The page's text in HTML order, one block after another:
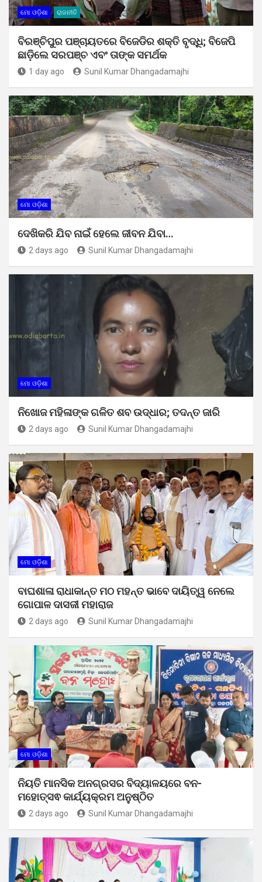
ମୋ ଓଡ଼ିଶା ରାଜନୀତି
ବିରଞ୍ଚିପୁର ପଞ୍ଚାୟତରେ ବିଜେଡିର ଶକ୍ତି ବୃଦ୍ଧି; ବିଜେପି
ଛାଡ଼ିଲେ ସରପଞ୍ଚ ଏବଂ ତାଙ୍କ ସମର୍ଥକ
1 day ago Sunil Kumar Dhangadamajhi
ମୋ ଓଡ଼ିଶା
ଦେଖିକରି ଯିବ ନାଇଁ ହେଲେ ଜୀବନ ଯିବା…
2 days ago Sunil Kumar Dhangadamajhi
ମୋ ଓଡ଼ିଶା
ନିଖୋଜ ମହିଳାଙ୍କ ଗଳିତ ଶବ ଉଦ୍ଧାର; ତଦନ୍ତ ଜାରି
2 days ago Sunil Kumar Dhangadamajhi
ମୋ ଓଡ଼ିଶା
ବାଘଶାଳା ରାଧାକାନ୍ତ ମଠ ମହନ୍ତ ଭାବେ ଦାୟିତ୍ୱ ନେଲେ
ଗୋପାଳ ଦାସଜୀ ମହାରାଜ
2 days ago Sunil Kumar Dhangadamajhi
ମୋ ଓଡ଼ିଶା
ନିୟତି ମାନସିକ ଅନଗ୍ରସର ବିଦ୍ୟାଳୟରେ ବନ-
ମହୋତ୍ସଵ କାର୍ଯ୍ୟକ୍ରମ ଅନୁଷ୍ଠିତ
2 days ago Sunil Kumar Dhangadamajhi